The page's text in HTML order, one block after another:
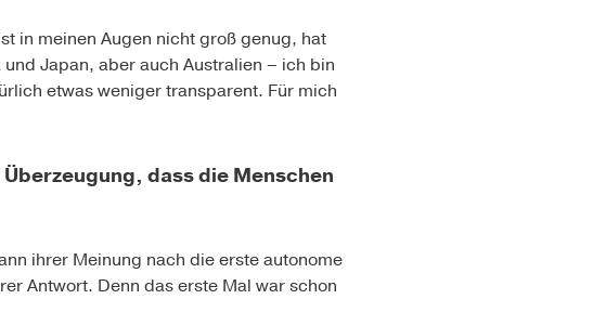
in meinen Augen nicht groß genug, hat
Japan, aber auch Australien – ich bin
etwas weniger transparent. Für mich
dass die Menschen
ihrer Meinung nach die erste autonome
Antwort. Denn das erste Mal war schon